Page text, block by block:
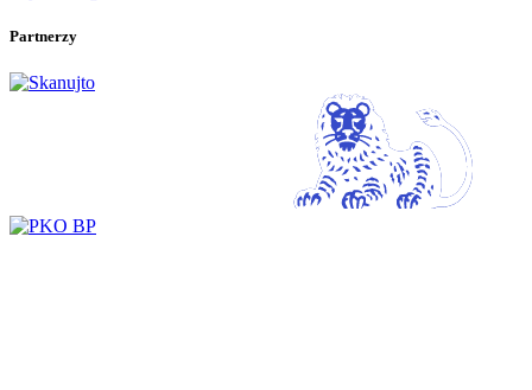
Partnerzy